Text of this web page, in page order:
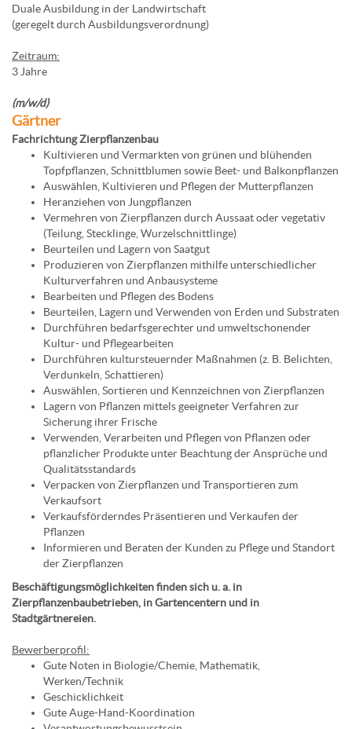
Duale Ausbildung in der Landwirtschaft
(geregelt durch Ausbildungsverordnung)
Zeitraum:
3 Jahre
(m/w/d)
Gärtner
Fachrichtung Zierpflanzenbau
Kultivieren und Vermarkten von grünen und blühenden
Topfpflanzen, Schnittblumen sowie Beet- und Balkonpflanzen
Auswählen, Kultivieren und Pflegen der Mutterpflanzen
Heranziehen von Jungpflanzen
Vermehren von Zierpflanzen durch Aussaat oder vegetativ
(Teilung, Stecklinge, Wurzelschnittlinge)
Beurteilen und Lagern von Saatgut
Produzieren von Zierpflanzen mithilfe unterschiedlicher
Kulturverfahren und Anbausysteme
Bearbeiten und Pflegen des Bodens
Beurteilen, Lagern und Verwenden von Erden und Substraten
Durchführen bedarfsgerechter und umweltschonender
Kultur- und Pflegearbeiten
Durchführen kultursteuernder Maßnahmen (z. B. Belichten,
Verdunkeln, Schattieren)
Auswählen, Sortieren und Kennzeichnen von Zierpflanzen
Lagern von Pflanzen mittels geeigneter Verfahren zur
Sicherung ihrer Frische
Verwenden, Verarbeiten und Pflegen von Pflanzen oder
pflanzlicher Produkte unter Beachtung der Ansprüche und
Qualitätsstandards
Verpacken von Zierpflanzen und Transportieren zum
Verkaufsort
Verkaufsförderndes Präsentieren und Verkaufen der
Pflanzen
Informieren und Beraten der Kunden zu Pflege und Standort
der Zierpflanzen
Beschäftigungsmöglichkeiten finden sich u. a. in
Zierpflanzenbaubetrieben, in Gartencentern und in
Stadtgärtnereien.
Bewerberprofil:
Gute Noten in Biologie/Chemie, Mathematik,
Werken/Technik
Geschicklichkeit
Gute Auge-Hand-Koordination